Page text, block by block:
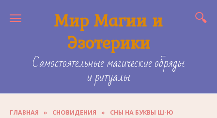
Мир Магии и
Эзотерики
Самостоятельные магические обряды
и ритуалы
ГЛАВНАЯ » СНОВИДЕНИЯ » СНЫ НА БУКВЫ Ш-Ю